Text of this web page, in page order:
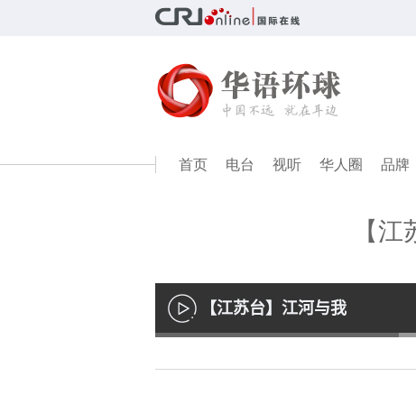
首页 电台 视听 华人圈 品牌
【
播
放
【江苏台】江河与我
Loaded: